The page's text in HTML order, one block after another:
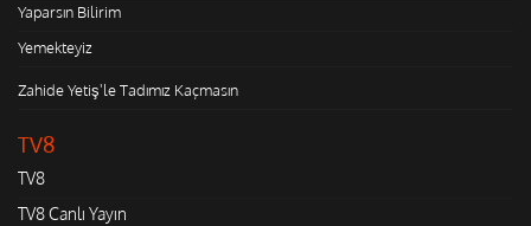
Yaparsın Bilirim
Yemekteyiz
Zahide Yetiş'le Tadımız Kaçmasın
TV8
TV8
TV8 Canlı Yayın